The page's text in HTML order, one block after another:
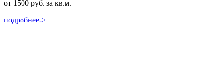
от 1500 руб. за кв.м.
подробнее->